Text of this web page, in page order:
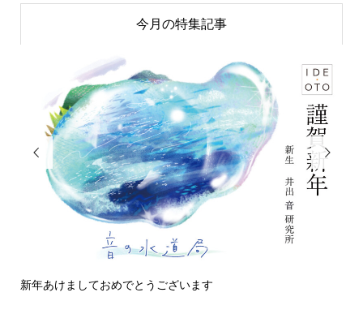
今月の特集記事

新年あけましておめでとうございます
